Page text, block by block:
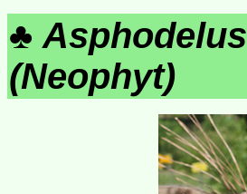
♣ Asphodelus
(Neophyt)